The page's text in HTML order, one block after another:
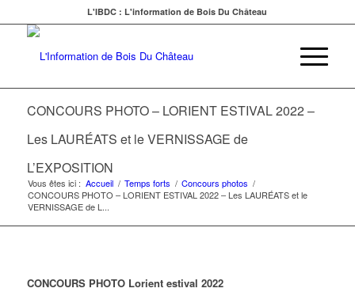
L'IBDC : L'information de Bois Du Château
CONCOURS PHOTO – LORIENT ESTIVAL 2022 –
Les LAURÉATS et le VERNISSAGE de
L’EXPOSITION
Vous êtes ici : Accueil / Temps forts / Concours photos /
CONCOURS PHOTO – LORIENT ESTIVAL 2022 – Les LAURÉATS et le
VERNISSAGE de L...
CONCOURS PHOTO Lorient estival 2022